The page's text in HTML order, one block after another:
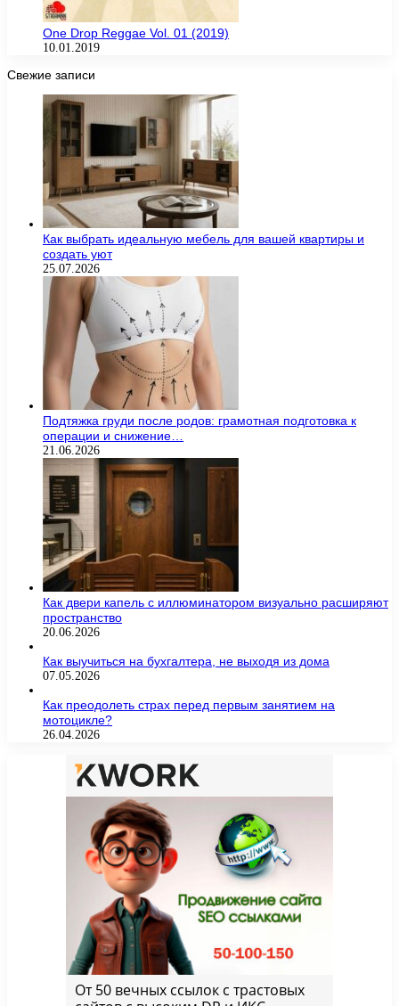
One Drop Reggae Vol. 01 (2019)
10.01.2019
Свежие записи
Как выбрать идеальную мебель для вашей квартиры и
создать уют
25.07.2026
Подтяжка груди после родов: грамотная подготовка к
операции и снижение…
21.06.2026
Как двери капель с иллюминатором визуально расширяют
пространство
20.06.2026
Как выучиться на бухгалтера, не выходя из дома
07.05.2026
Как преодолеть страх перед первым занятием на
мотоцикле?
26.04.2026